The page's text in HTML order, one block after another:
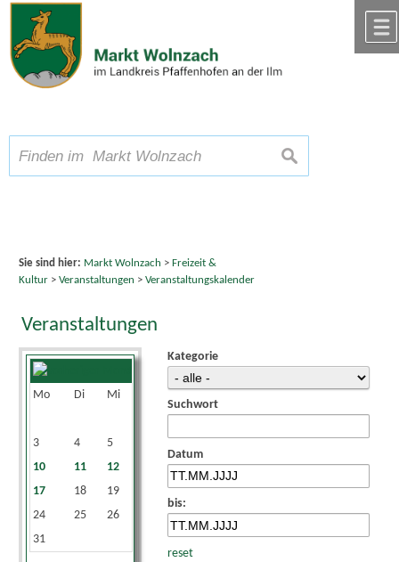
Zum Inhalt,zur Navigation
Schriftgröße A A A suchen
Sie sind hier: Markt Wolnzach > Freizeit &
Kultur> Veranstaltungen > Veranstaltungskalender
Veranstaltungen
August 2026
Mo
Di Mi
1
2
3
4 5
10
11 12 14 15
16
17
18 19 21 22
23
24
25 26 28 29
30
31
Kategorie
Suchwort
Datum
bis:
reset